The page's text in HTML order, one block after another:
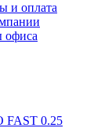
и оплата
офиса
FAST 0.25